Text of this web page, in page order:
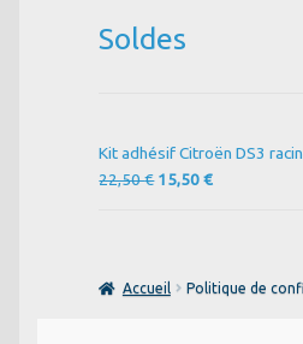
Soldes
Kit adhésif Citroën DS3
22,50€ Le
22,50 €.
15,50€Le
15,50 €.
Accueil Politique de